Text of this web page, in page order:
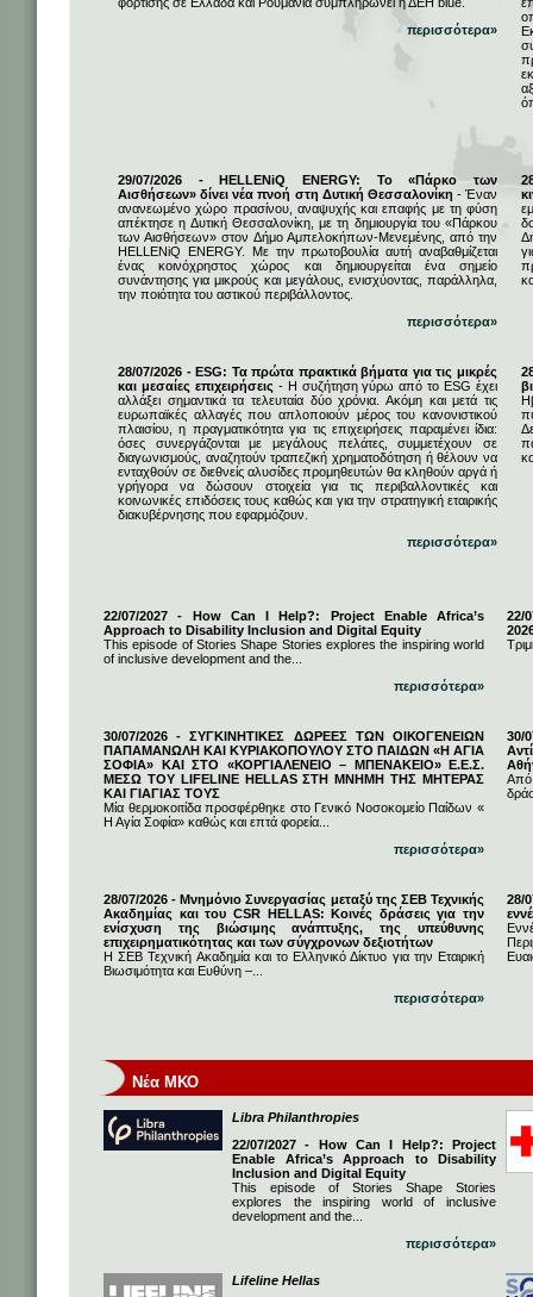
περισσότερα»
29/07/2026 - HELLENiQ ENERGY: Το «Πάρκο των
Αισθήσεων» δίνει νέα πνοή στη Δυτική Θεσσαλονίκη - Έναν
ανανεωμένο χώρο πρασίνου, αναψυχής και επαφής με τη φύση
απέκτησε η Δυτική Θεσσαλονίκη, με τη δημιουργία του «Πάρκου
των Αισθήσεων» στον Δήμο Αμπελοκήπων-Μενεμένης, από την
HELLENiQ ENERGY. Με την πρωτοβουλία αυτή αναβαθμίζεται
ένας κοινόχρηστος χώρος και δημιουργείται ένα σημείο
συνάντησης για μικρούς και μεγάλους, ενισχύοντας, παράλληλα,
την ποιότητα του αστικού περιβάλλοντος.
περισσότερα»
28/07/2026 - ESG: Τα πρώτα πρακτικά βήματα για τις μικρές
και μεσαίες επιχειρήσεις - Η συζήτηση γύρω από το ESG έχει
αλλάξει σημαντικά τα τελευταία δύο χρόνια. Ακόμη και μετά τις
ευρωπαϊκές αλλαγές που απλοποιούν μέρος του κανονιστικού
πλαισίου, η πραγματικότητα για τις επιχειρήσεις παραμένει ίδια:
όσες συνεργάζονται με μεγάλους πελάτες, συμμετέχουν σε
διαγωνισμούς, αναζητούν τραπεζική χρηματοδότηση ή θέλουν να
ενταχθούν σε διεθνείς αλυσίδες προμηθευτών θα κληθούν αργά ή
γρήγορα να δώσουν στοιχεία για τις περιβαλλοντικές και
κοινωνικές επιδόσεις τους καθώς και για την στρατηγική εταιρικής
διακυβέρνησης που εφαρμόζουν.
περισσότερα»
22/07/2027 - How Can I Help?: Project Enable Africa’s
Approach to Disability Inclusion and Digital Equity
This episode of Stories Shape Stories explores the inspiring world
of inclusive development and the...
περισσότερα»
22/
30/07/2026 - ΣΥΓΚΙΝΗΤΙΚΕΣ ΔΩΡΕΕΣ ΤΩΝ ΟΙΚΟΓΕΝΕΙΩΝ
ΠΑΠΑΜΑΝΩΛΗ ΚΑΙ ΚΥΡΙΑΚΟΠΟΥΛΟΥ ΣΤΟ ΠΑΙΔΩΝ «Η ΑΓΙΑ
ΣΟΦΙΑ» ΚΑΙ ΣΤΟ «ΚΟΡΓΙΑΛΕΝΕΙΟ – ΜΠΕΝΑΚΕΙΟ» Ε.Ε.Σ.
ΜΕΣΩ ΤΟΥ LIFELINE HELLAS ΣΤΗ ΜΝΗΜΗ ΤΗΣ ΜΗΤΕΡΑΣ
ΚΑΙ ΓΙΑΓΙΑΣ ΤΟΥΣ
Μία θερμοκοιτίδα προσφέρθηκε στο Γενικό Νοσοκομείο Παίδων «
Η Αγία Σοφία» καθώς και επτά φορεία...
περισσότερα»
30/
Από
28/07/2026 - Μνημόνιο Συνεργασίας μεταξύ της ΣΕΒ Τεχνικής
Ακαδημίας και του CSR HELLAS: Κοινές δράσεις για την
ενίσχυση της βιώσιμης ανάπτυξης, της υπεύθυνης
επιχειρηματικότητας και των σύγχρονων δεξιοτήτων
Η ΣΕΒ Τεχνική Ακαδημία και το Ελληνικό Δίκτυο για την Εταιρική
Βιωσιμότητα και Ευθύνη –...
περισσότερα»
28/
Νέα ΜΚΟ
Libra Philanthropies
22/07/2027 - How Can I Help?: Project
Enable Africa’s Approach to Disability
Inclusion and Digital Equity
This episode of Stories Shape Stories
explores the inspiring world of inclusive
development and the...
περισσότερα»
Lifeline Hellas